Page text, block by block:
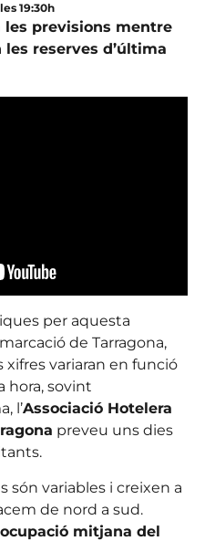
19:30h
previsions mentre
reserves d’última
per aquesta
de Tarragona,
xifres variaran en funció
hora, sovint
l’Associació Hotelera
preveu uns dies
són variables i creixen a
de nord a sud.
mitjana del